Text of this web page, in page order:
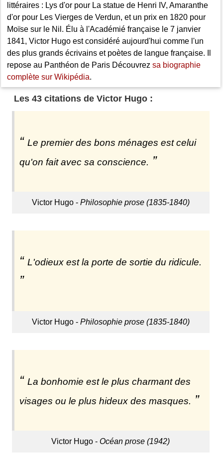
littéraires : Lys d'or pour La statue de Henri IV, Amaranthe
d'or pour Les Vierges de Verdun, et un prix en 1820 pour
Moïse sur le Nil. Élu à l'Académié française le 7 janvier
1841, Victor Hugo est considéré aujourd'hui comme l'un
des plus grands écrivains et poètes de langue française. Il
repose au Panthéon de Paris Découvrez sa biographie
complète sur Wikipédia.
Les 43 citations de Victor Hugo :
Le premier des bons ménages est celui
qu'on fait avec sa conscience.
Victor Hugo - Philosophie prose (1835-1840)
L'odieux est la porte de sortie du ridicule.
Victor Hugo - Philosophie prose (1835-1840)
La bonhomie est le plus charmant des
visages ou le plus hideux des masques.
Victor Hugo -Océan prose (1942)